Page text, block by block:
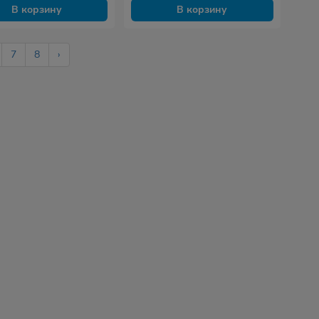
В корзину В корзину
7 8 ›